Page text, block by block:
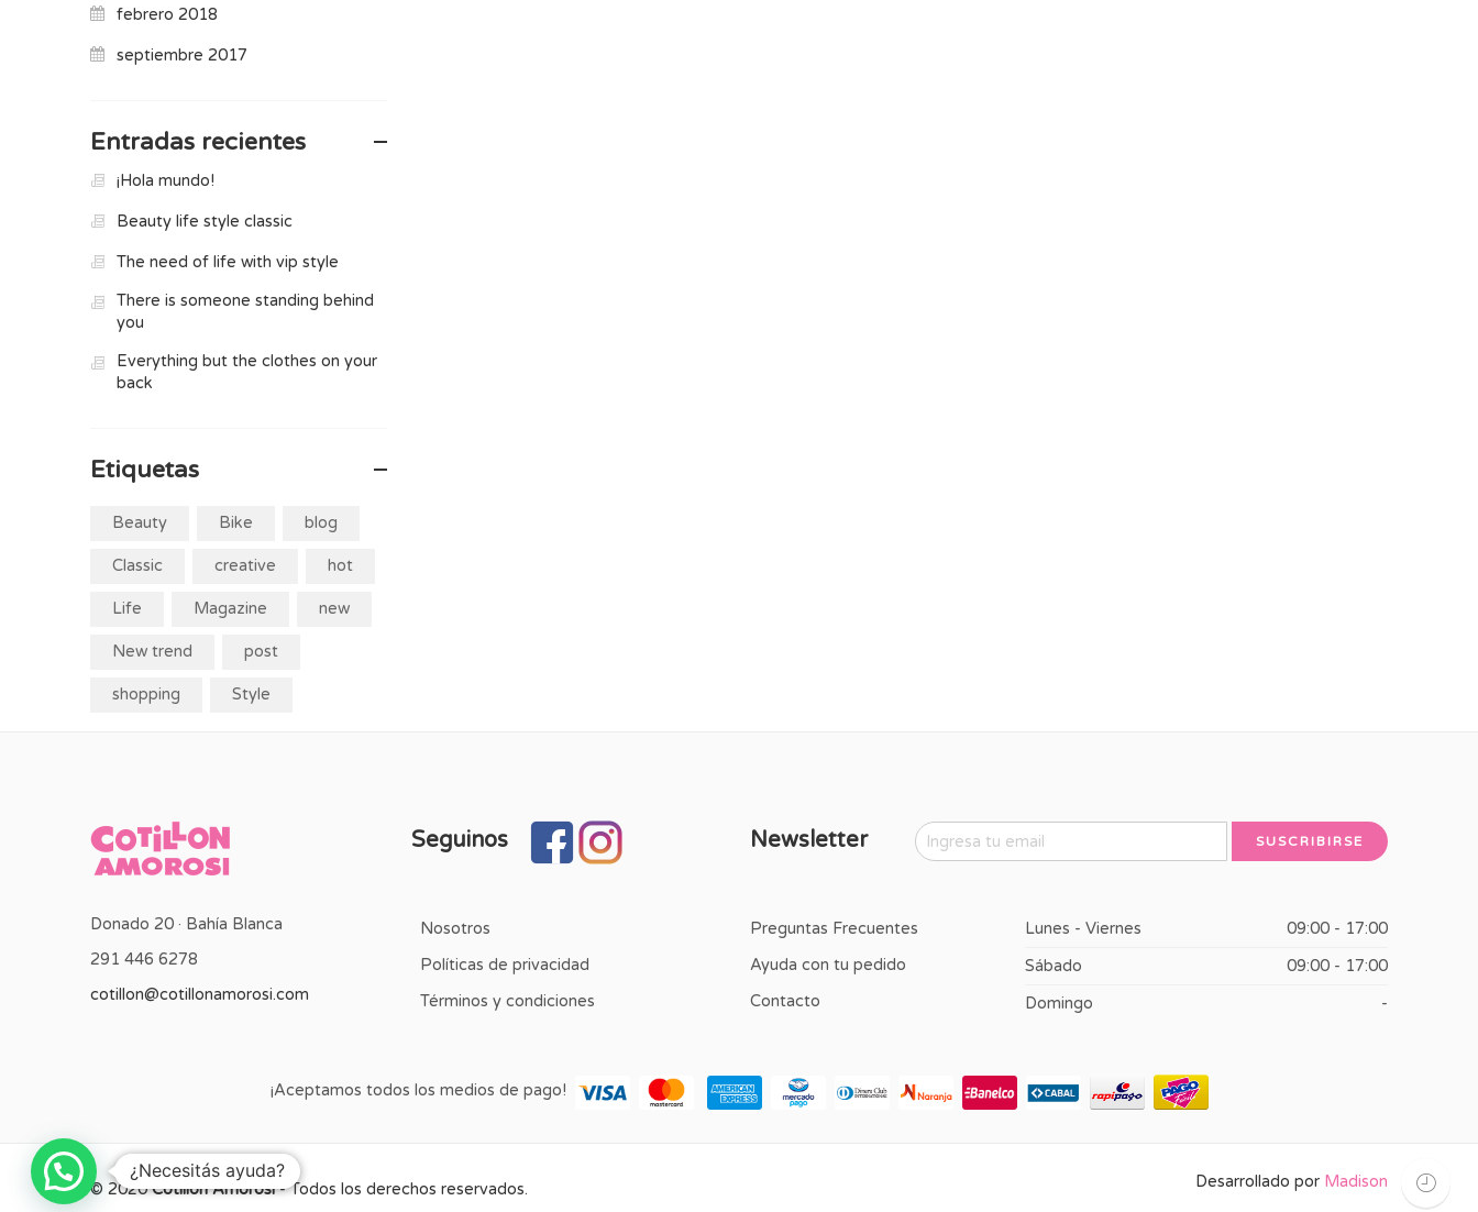
febrero 2018
septiembre 2017
Entradas recientes
¡Hola mundo!
Beauty life style classic
The need of life with vip style
There is someone standing behind
you
Everything but the clothes on your
back
Etiquetas
Beauty Bike blog
Classic creative hot
Life Magazine new
New trend post
shopping Style
Seguinos Newsletter
Donado 20 · Bahía Blanca
291 446 6278
cotillon@cotillonamorosi.com
Nosotros
Políticas de privacidad
Términos y condiciones
Preguntas Frecuentes
Ayuda con tu pedido
Contacto
Lunes - Viernes
09:00 - 17:00
Sábado
09:00 - 17:00
Domingo
-
¡Aceptamos todos los medios de pago!
© 2020Cotillón Amorosi- Todos los derechos reservados. Desarrollado por Madison
¿Necesitás ayuda?